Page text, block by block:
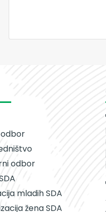
odbor
mladih SDA
žena SDA